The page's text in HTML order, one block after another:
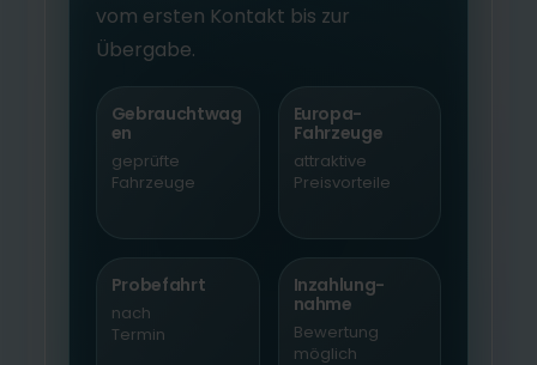
vom ersten Kontakt bis zur
Übergabe.
Gebrauchtwag
en
geprüfte
Fahrzeuge
Europa-
Fahrzeuge
attraktive
Preisvorteile
Probefahrt
nach
Termin
Inzahlung-
nahme
Bewertung
möglich